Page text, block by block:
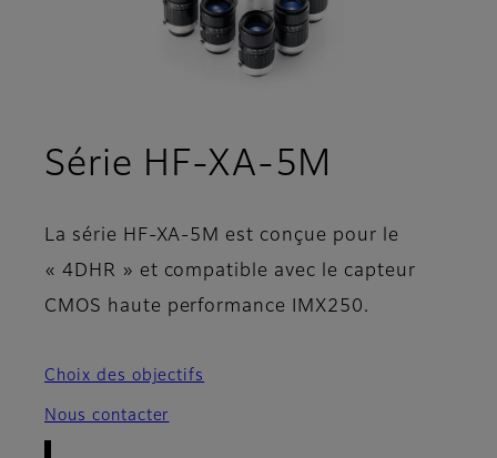
Série HF-XA-5M
La série HF-XA-5M est conçue pour le
« 4DHR » et compatible avec le capteur
CMOS haute performance IMX250.
Choix des objectifs
Nous contacter